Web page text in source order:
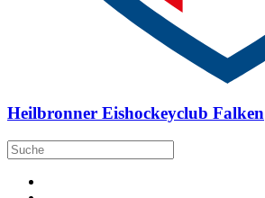
Heilbronner Eishockeyclub Falken